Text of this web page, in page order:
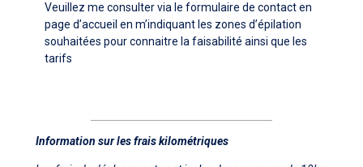
Veuillez me consulter via le formulaire de contact en
page d’accueil en m’indiquant les zones d’épilation
souhaitées pour connaitre la faisabilité ainsi que les
tarifs
Information sur les frais kilométriques